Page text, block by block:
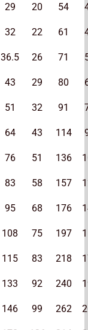
29 20 54
32 22 61
36.5 26 71
43 29 80
51 32 91
64 43 114
76 51 136
83 58 157
95 68 176
108 75 197
115 83 218
133 92 240
146 99 262